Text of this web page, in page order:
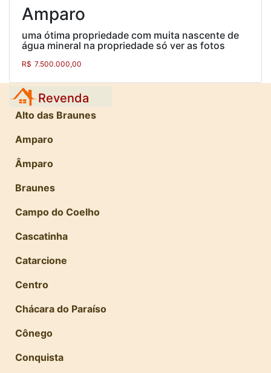
Amparo
uma ótima propriedade com muita nascente de
água mineral na propriedade só ver as fotos
R$ 7.500.000,00
Revenda
Alto das Braunes
Amparo
Âmparo
Braunes
Campo do Coelho
Cascatinha
Catarcione
Centro
Chácara do Paraíso
Cônego
Conquista